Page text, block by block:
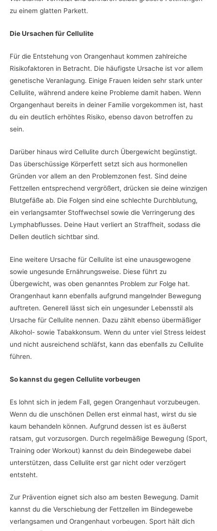
zu einem glatten Parkett.
Die Ursachen für Cellulite
Für die Entstehung von Orangenhaut kommen zahlreiche
Risikofaktoren in Betracht. Die häufigste Ursache ist vor allem
genetische Veranlagung. Einige Frauen leiden sehr stark unter
Cellulite, während andere keine Probleme damit haben. Wenn
Organgenhaut bereits in deiner Familie vorgekommen ist, hast
du ein deutlich erhöhtes Risiko, ebenso davon betroffen zu
sein.
Darüber hinaus wird Cellulite durch Übergewicht begünstigt.
Das überschüssige Körperfett setzt sich aus hormonellen
Gründen vor allem an den Problemzonen fest. Sind deine
Fettzellen entsprechend vergrößert, drücken sie deine winzigen
Blutgefäße ab. Die Folgen sind eine schlechte Durchblutung,
ein verlangsamter Stoffwechsel sowie die Verringerung des
Lymphabflusses. Deine Haut verliert an Straffheit, sodass die
Dellen deutlich sichtbar sind.
Eine weitere Ursache für Cellulite ist eine unausgewogene
sowie ungesunde Ernährungsweise. Diese führt zu
Übergewicht, was oben genanntes Problem zur Folge hat.
Orangenhaut kann ebenfalls aufgrund mangelnder Bewegung
auftreten. Generell lässt sich ein ungesunder Lebensstil als
Ursache für Cellulite nennen. Dazu zählt ebenso übermäßiger
Alkohol- sowie Tabakkonsum. Wenn du unter viel Stress leidest
und nicht ausreichend schläfst, kann das ebenfalls zu Cellulite
führen.
So kannst du gegen Cellulite vorbeugen
Es lohnt sich in jedem Fall, gegen Orangenhaut vorzubeugen.
Wenn du die unschönen Dellen erst einmal hast, wirst du sie
kaum behandeln können. Aufgrund dessen ist es äußerst
ratsam, gut vorzusorgen. Durch regelmäßige Bewegung (Sport,
Training oder Workout) kannst du dein Bindegewebe dabei
unterstützen, dass Cellulite erst gar nicht oder verzögert
entsteht.
Zur Prävention eignet sich also am besten Bewegung. Damit
kannst du die Verschiebung der Fettzellen im Bindegewebe
verlangsamen und Orangenhaut vorbeugen. Sport hält dich